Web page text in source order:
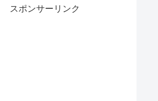
スポンサーリンク